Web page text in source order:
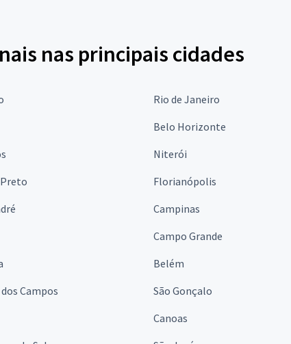
nas principais cidades
Rio de Janeiro
Belo Horizonte
Niterói
Florianópolis
Campinas
Campo Grande
Belém
Campos São Gonçalo
Canoas